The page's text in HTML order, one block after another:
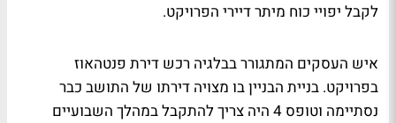
לקבל יפויי כוח מיתר דיירי הפרויקט.
איש העסקים המתגורר בבלגיה רכש דירת פנטהאוז
בפרויקט. בניית הבניין בו מצויה דירתו של התושב כבר
נסתיימה וטופס 4 היה צריך להתקבל במהלך השבועיים